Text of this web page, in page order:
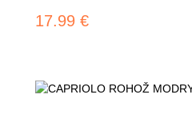
17.99 €